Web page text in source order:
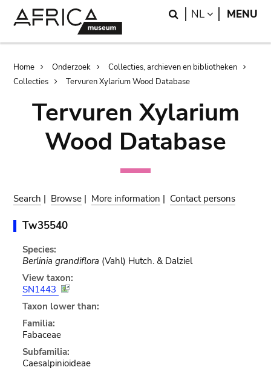
Search
NL LANGUAGE
MENU
Breadcrumb
Home Onderzoek
Collecties, archieven en bibliotheken
Collecties
Tervuren Xylarium Wood Database
Tervuren Xylarium
Wood Database
Search | Browse | More information | Contact persons
Tw35540
Species:
Berlinia grandiflora (Vahl) Hutch. & Dalziel
View taxon:
SN1443
Taxon lower than:
Familia:
Fabaceae
Subfamilia:
Caesalpinioideae